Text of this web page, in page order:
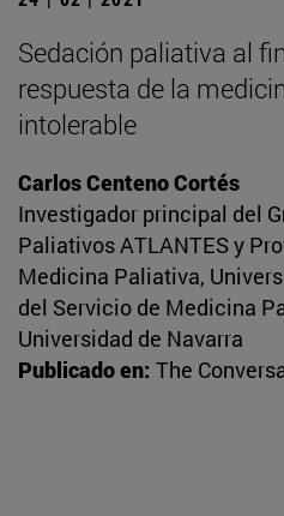
Sedación paliativa al
respuesta de la
intolerable
Carlos Centeno Cortés
Investigador principal del
Paliativos ATLANTES y
Medicina Paliativa,
del Servicio de Medicina
Universidad de Navarra
Publicado en: The